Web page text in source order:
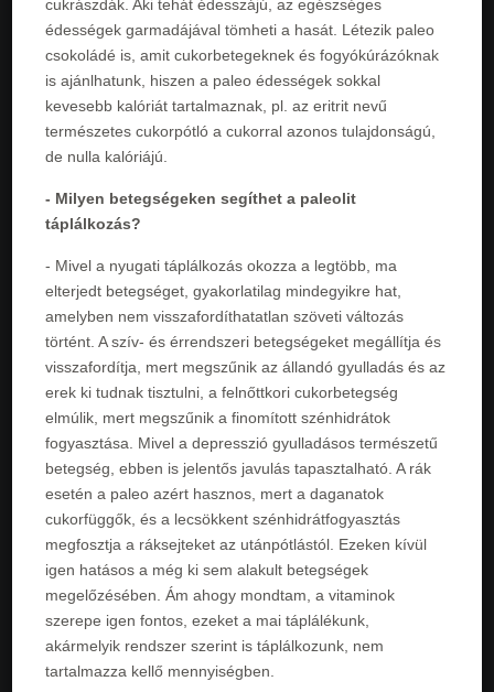
cukrászdák. Aki tehát édesszájú, az egészséges
édességek garmadájával tömheti a hasát. Létezik paleo
csokoládé is, amit cukorbetegeknek és fogyókúrázóknak
is ajánlhatunk, hiszen a paleo édességek sokkal
kevesebb kalóriát tartalmaznak, pl. az eritrit nevű
természetes cukorpótló a cukorral azonos tulajdonságú,
de nulla kalóriájú.
- Milyen betegségeken segíthet a paleolit
táplálkozás?
- Mivel a nyugati táplálkozás okozza a legtöbb, ma
elterjedt betegséget, gyakorlatilag mindegyikre hat,
amelyben nem visszafordíthatatlan szöveti változás
történt. A szív- és érrendszeri betegségeket megállítja és
visszafordítja, mert megszűnik az állandó gyulladás és az
erek ki tudnak tisztulni, a felnőttkori cukorbetegség
elmúlik, mert megszűnik a finomított szénhidrátok
fogyasztása. Mivel a depresszió gyulladásos természetű
betegség, ebben is jelentős javulás tapasztalható. A rák
esetén a paleo azért hasznos, mert a daganatok
cukorfüggők, és a lecsökkent szénhidrátfogyasztás
megfosztja a ráksejteket az utánpótlástól. Ezeken kívül
igen hatásos a még ki sem alakult betegségek
megelőzésében. Ám ahogy mondtam, a vitaminok
szerepe igen fontos, ezeket a mai táplálékunk,
akármelyik rendszer szerint is táplálkozunk, nem
tartalmazza kellő mennyiségben.